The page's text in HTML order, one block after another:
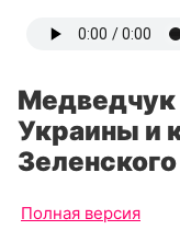
Медведчук
Украины и
Зеленского
Полная версия